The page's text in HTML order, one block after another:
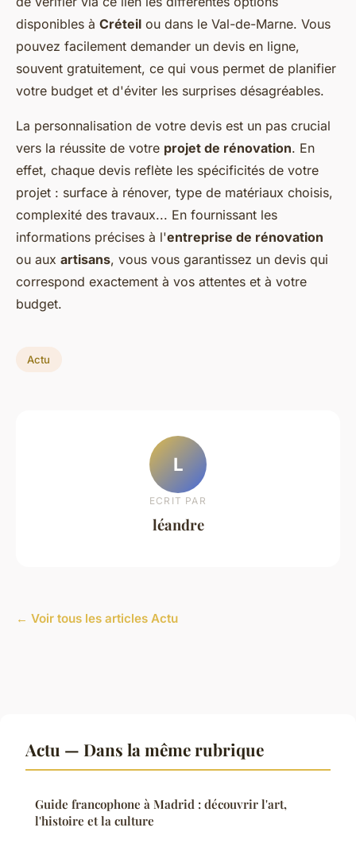
disponibles à Créteil ou dans le Val-de-Marne. Vous
pouvez facilement demander un devis en ligne,
souvent gratuitement, ce qui vous permet de planifier
votre budget et d'éviter les surprises désagréables.
La personnalisation de votre devis est un pas crucial
vers la réussite de votre projet de rénovation. En
effet, chaque devis reflète les spécificités de votre
projet : surface à rénover, type de matériaux choisis,
complexité des travaux... En fournissant les
informations précises à l'entreprise de rénovation
ou aux artisans, vous vous garantissez un devis qui
correspond exactement à vos attentes et à votre
budget.
Actu
L
ECRIT PAR
léandre
← Voir tous les articles Actu
Actu — Dans la même rubrique
Guide francophone à Madrid : découvrir l'art,
l'histoire et la culture